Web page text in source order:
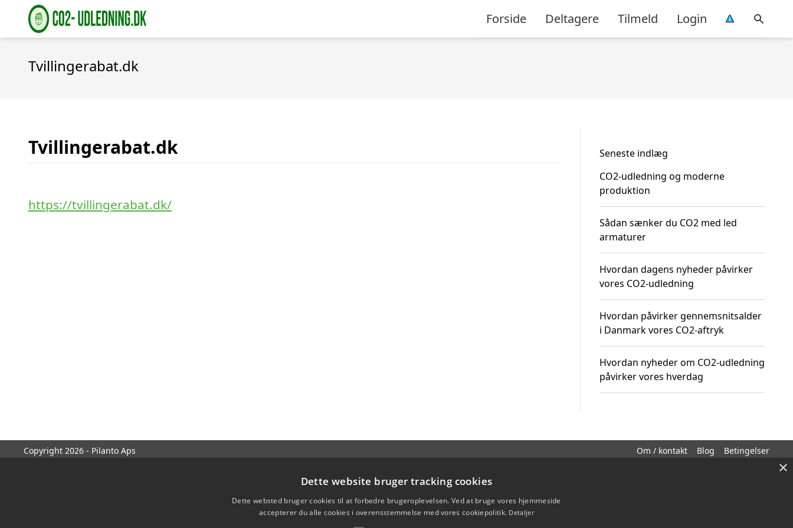
Forside Deltagere Tilmeld Login
Tvillingerabat.dk
Tvillingerabat.dk
https://tvillingerabat.dk/
Seneste indlæg
CO2-udledning og moderne
produktion
Sådan sænker du CO2 med led
armaturer
Hvordan dagens nyheder påvirker
vores CO2-udledning
Hvordan påvirker gennemsnitsalder
i Danmark vores CO2-aftryk
Hvordan nyheder om CO2-udledning
påvirker vores hverdag
Copyright 2026 - Pilanto Aps Om / kontakt Blog Betingelser
×
Dette website bruger tracking cookies
Dette websted bruger cookies til at forbedre brugeroplevelsen. Ved at bruge vores hjemmeside
accepterer du alle cookies i overensstemmelse med vores cookiepolitik. Detaljer